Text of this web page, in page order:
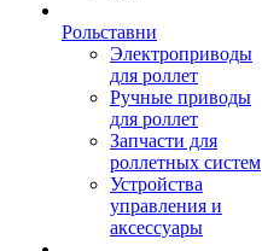
Рольставни
Электроприводы
для роллет
Ручные приводы
для роллет
Запчасти для
роллетных систем
Устройства
управления и
аксессуары